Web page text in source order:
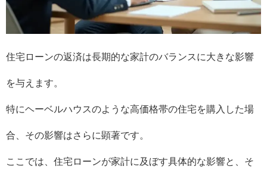
住宅ローンの返済は長期的な家計のバランスに大きな影響
を与えます。
特にヘーベルハウスのような高価格帯の住宅を購入した場
合、その影響はさらに顕著です。
ここでは、住宅ローンが家計に及ぼす具体的な影響と、そ